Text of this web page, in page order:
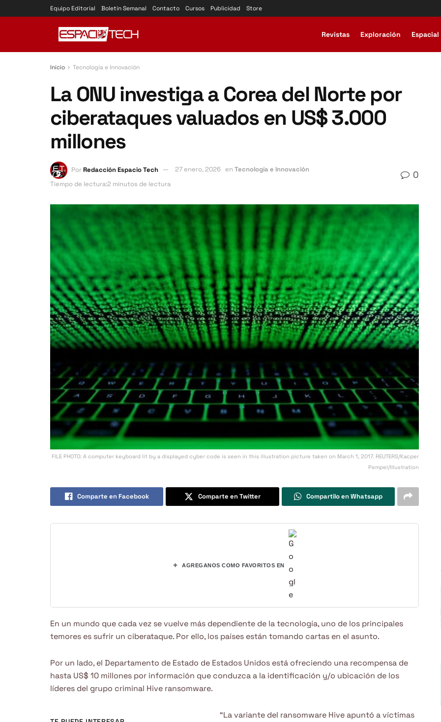
Equipo Editorial Boletín Semanal Contacto Cursos Publicidad Store
Revistas Exploración Espacial
Inicio Tecnología e Innovación
La ONU investiga a Corea del Norte por
ciberataques valuados en US$ 3.000
millones
PorRedacción Espacio Tech 27 enero, 2026 en Tecnología e Innovación
Tiempo de lectura:2 minutos de lectura
0
FILE PHOTO: A computer keyboard lit by a displayed cyber code is seen in this illustration picture taken on March 1, 2017. REUTERS/Kacper
Pempel/Illustration
Comparte en Facebook Comparte en Twitter Compartilo en Whatsapp
+ AGREGANOS COMO FAVORITOS EN
En un mundo que cada vez se vuelve más dependiente de la tecnología, uno de los principales
temores es sufrir un ciberataque. Por ello, los países están tomando cartas en el asunto.
Por un lado, el Departamento de Estado de Estados Unidos está ofreciendo una recompensa de
hasta US$ 10 millones por información que conduzca a la identificación y/o ubicación de los
líderes del grupo criminal Hive ransomware.
“La variante del ransomware Hive apuntó a víctimas